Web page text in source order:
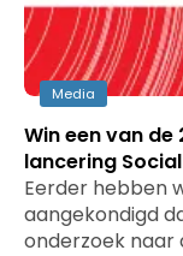
Media
Win een van
lancering
Eerder hebben
aangekondigd
onderzoek naar